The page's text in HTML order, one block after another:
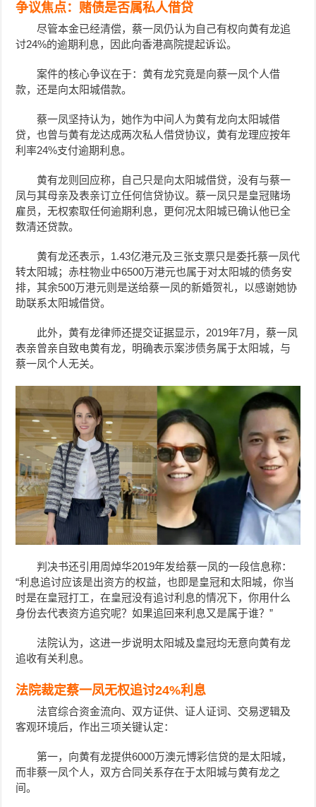
争议焦点：赌债是否属私人借贷
尽管本金已经清偿，蔡一凤仍认为自己有权向黄有龙追
讨24%的逾期利息，因此向香港高院提起诉讼。
案件的核心争议在于：黄有龙究竟是向蔡一凤个人借
款，还是向太阳城借款。
蔡一凤坚持认为，她作为中间人为黄有龙向太阳城借
贷，也曾与黄有龙达成两次私人借贷协议，黄有龙理应按年
利率24%支付逾期利息。
黄有龙则回应称，自己只是向太阳城借贷，没有与蔡一
凤与其母亲及表亲订立任何信贷协议。蔡一凤只是皇冠赌场
雇员，无权索取任何逾期利息，更何况太阳城已确认他已全
数清还贷款。
黄有龙还表示，1.43亿港元及三张支票只是委托蔡一凤代
转太阳城；赤柱物业中6500万港元也属于对太阳城的债务安
排，其余500万港元则是送给蔡一凤的新婚贺礼，以感谢她协
助联系太阳城借贷。
此外，黄有龙律师还提交证据显示，2019年7月，蔡一凤
表亲曾亲自致电黄有龙，明确表示案涉债务属于太阳城，与
蔡一凤个人无关。
判决书还引用周焯华2019年发给蔡一凤的一段信息称：
“利息追讨应该是出资方的权益，也即是皇冠和太阳城，你当
时是在皇冠打工，在皇冠没有追讨利息的情况下，你用什么
身份去代表资方追究呢？如果追回来利息又是属于谁？”
法院认为，这进一步说明太阳城及皇冠均无意向黄有龙
追收有关利息。
法院裁定蔡一凤无权追讨24%利息
法官综合资金流向、双方证供、证人证词、交易逻辑及
客观环境后，作出三项关键认定：
第一，向黄有龙提供6000万澳元博彩信贷的是太阳城，
而非蔡一凤个人，双方合同关系存在于太阳城与黄有龙之
间。